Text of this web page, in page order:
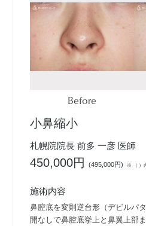
Before
小鼻縮小
札幌院院長 前多 一彦 医師
450,000円(495,000円) ※ （ ）
施術内容
鼻腔底を変則逆台形（デビルパ
開なしで鼻腔底挙上と鼻翼上部